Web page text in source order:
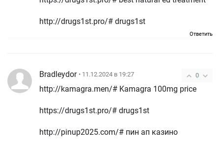
http://drugs1st.pro/# drugs1st
Ответить
0
Bradleydor • 11.12.2024 в 19:27
http://kamagra.men/# Kamagra 100mg price
https://drugs1st.pro/# drugs1st
http://pinup2025.com/# пин ап казино